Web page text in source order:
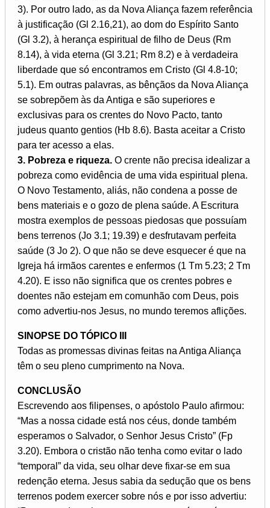
3). Por outro lado, as da Nova Aliança fazem referência
à justificação (Gl 2.16,21), ao dom do Espírito Santo
(Gl 3.2), à herança espiritual de filho de Deus (Rm
8.14), à vida eterna (Gl 3.21; Rm 8.2) e à verdadeira
liberdade que só encontramos em Cristo (Gl 4.8-10;
5.1). Em outras palavras, as bênçãos da Nova Aliança
se sobrepõem às da Antiga e são superiores e
exclusivas para os crentes do Novo Pacto, tanto
judeus quanto gentios (Hb 8.6). Basta aceitar a Cristo
para ter acesso a elas.
3. Pobreza e riqueza. O crente não precisa idealizar a
pobreza como evidência de uma vida espiritual plena.
O Novo Testamento, aliás, não condena a posse de
bens materiais e o gozo de plena saúde. A Escritura
mostra exemplos de pessoas piedosas que possuíam
bens terrenos (Jo 3.1; 19.39) e desfrutavam perfeita
saúde (3 Jo 2). O que não se deve esquecer é que na
Igreja há irmãos carentes e enfermos (1 Tm 5.23; 2 Tm
4.20). E isso não significa que os crentes pobres e
doentes não estejam em comunhão com Deus, pois
como advertiu-nos Jesus, no mundo teremos aflições.
SINOPSE DO TÓPICO III
Todas as promessas divinas feitas na Antiga Aliança
têm o seu pleno cumprimento na Nova.
CONCLUSÃO
Escrevendo aos filipenses, o apóstolo Paulo afirmou:
“Mas a nossa cidade está nos céus, donde também
esperamos o Salvador, o Senhor Jesus Cristo” (Fp
3.20). Embora o cristão não tenha como evitar o lado
“temporal” da vida, seu olhar deve fixar-se em sua
redenção eterna. Jesus sabia da sedução que os bens
terrenos podem exercer sobre nós e por isso advertiu: